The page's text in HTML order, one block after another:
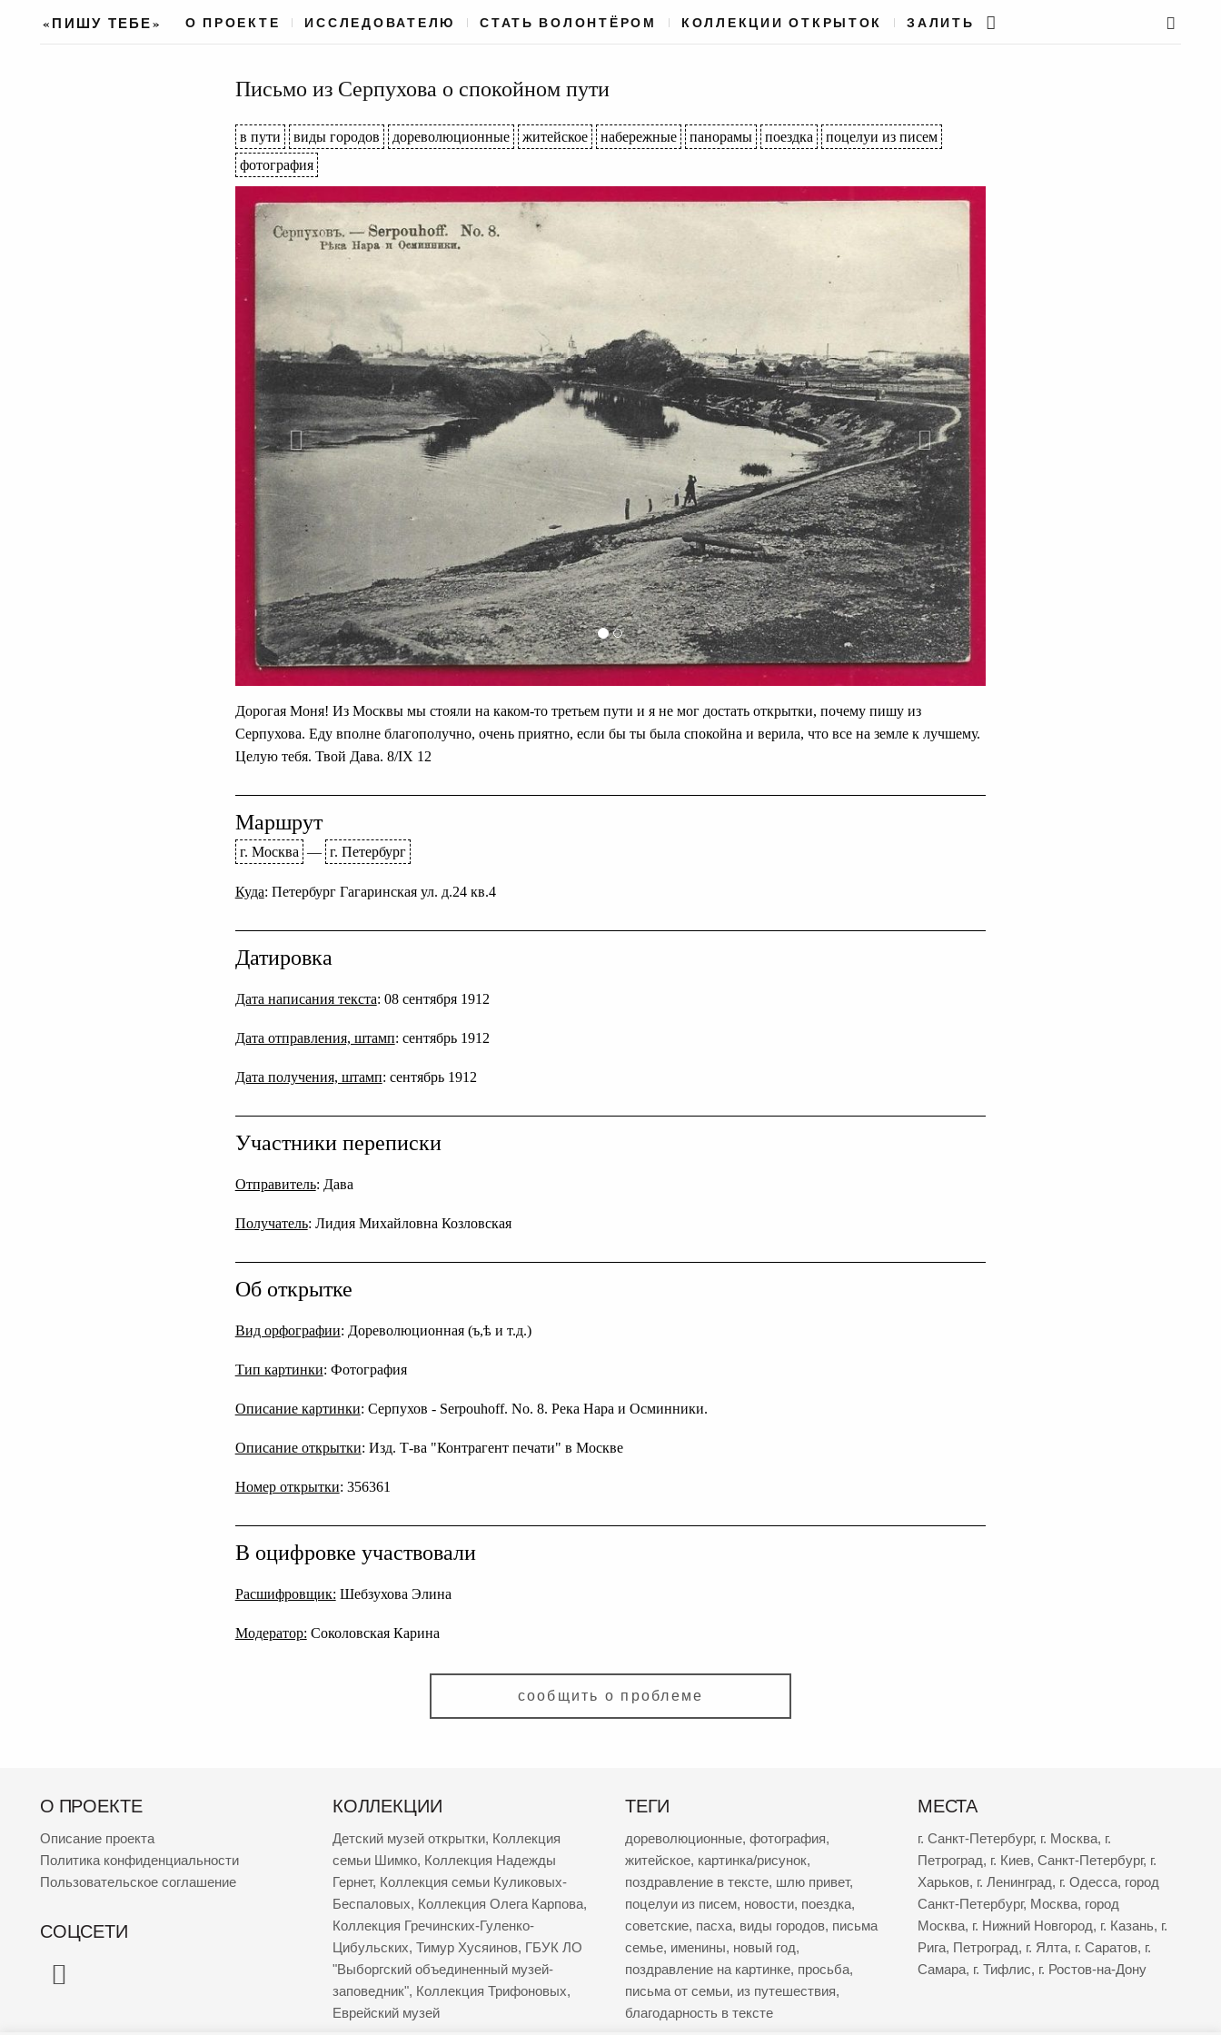
«ПИШУ ТЕБЕ» О ПРОЕКТЕ ИССЛЕДОВАТЕЛЮ СТАТЬ ВОЛОНТЁРОМ КОЛЛЕКЦИИ ОТКРЫТОК ЗАЛИТЬ
Письмо из Серпухова о спокойном пути
в пути виды городов дореволюционные житейское набережные панорамы поездка
поцелуи из писем
фотография
Дорогая Моня! Из Москвы мы стояли на каком-то третьем пути и я не мог достать открытки, почему пишу из
Серпухова. Еду вполне благополучно, очень приятно, если бы ты была спокойна и верила, что все на земле к лучшему.
Целую тебя. Твой Дава. 8/IX 12
Маршрут
г. Москва — г. Петербург
Куда: Петербург Гагаринская ул. д.24 кв.4
Датировка
Дата написания текста: 08 сентября 1912
Дата отправления, штамп: сентябрь 1912
Дата получения, штамп: сентябрь 1912
Участники переписки
Отправитель: Дава
Получатель: Лидия Михайловна Козловская
Об открытке
Вид орфографии: Дореволюционная (ъ,ѣ и т.д.)
Тип картинки: Фотография
Описание картинки: Серпухов - Serpouhoff. No. 8. Река Нара и Осминники.
Описание открытки: Изд. Т-ва "Контрагент печати" в Москве
Номер открытки: 356361
В оцифровке участвовали
Расшифровщик: Шебзухова Элина
Модератор: Соколовская Карина
сообщить о проблеме
О ПРОЕКТЕ
Описание проекта
Политика конфиденциальности
Пользовательское соглашение
СОЦСЕТИ
КОЛЛЕКЦИИ
Детский музей открытки, Коллекция
семьи Шимко, Коллекция Надежды
Гернет, Коллекция семьи Куликовых-
Беспаловых, Коллекция Олега Карпова,
Коллекция Гречинских-Гуленко-
Цибульских, Тимур Хусяинов, ГБУК ЛО
"Выборгский объединенный музей-
заповедник", Коллекция Трифоновых,
Еврейский музей
ТЕГИ
дореволюционные, фотография,
житейское, картинка/рисунок,
поздравление в тексте, шлю привет,
поцелуи из писем, новости, поездка,
советские, пасха, виды городов, письма
семье, именины, новый год,
поздравление на картинке, просьба,
письма от семьи, из путешествия,
благодарность в тексте
МЕСТА
г. Санкт-Петербург, г. Москва, г.
Петроград, г. Киев, Санкт-Петербург, г.
Харьков, г. Ленинград, г. Одесса, город
Санкт-Петербург, Москва, город
Москва, г. Нижний Новгород, г. Казань, г.
Рига, Петроград, г. Ялта, г. Саратов, г.
Самара, г. Тифлис, г. Ростов-на-Дону